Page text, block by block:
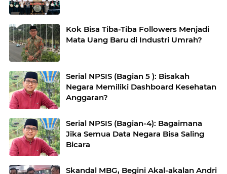
Kok Bisa Tiba-Tiba Followers Menjadi
Mata Uang Baru di Industri Umrah?
Serial NPSIS (Bagian 5 ): Bisakah
Negara Memiliki Dashboard Kesehatan
Anggaran?
Serial NPSIS (Bagian-4): Bagaimana
Jika Semua Data Negara Bisa Saling
Bicara
Skandal MBG, Begini Akal-akalan Andri